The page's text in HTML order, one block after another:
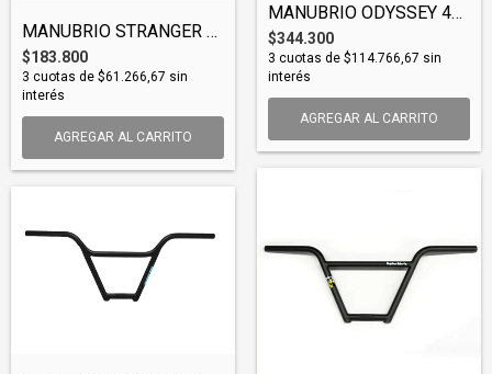
MANUBRIO STRANGER NAS BAR (BARSTR009)
$183.800
3 cuotas de $61.266,67 sin
interés
AGREGAR AL CARRITO
MANUBRIO ODYSSEY 49ER 4PC (BARODY003)
$344.300
3 cuotas de $114.766,67 sin
interés
AGREGAR AL CARRITO